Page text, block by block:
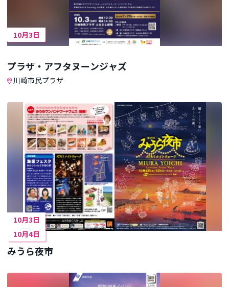
10月3日
プラザ・アフタヌーンジャズ
川崎市民プラザ
10月3日
10月4日
みうら夜市